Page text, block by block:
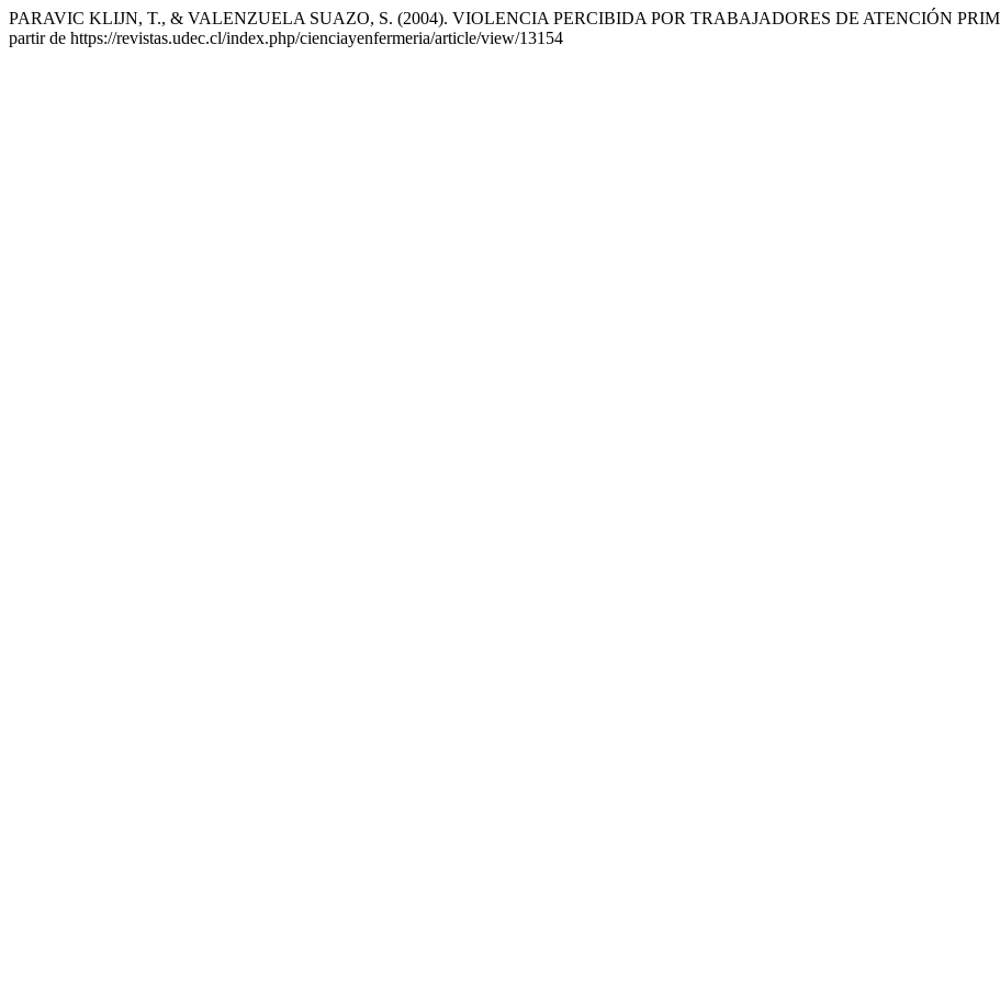
PARAVIC KLIJN, T., & VALENZUELA SUAZO, S. (2004). VIOLENCIA PERCIBIDA POR TRABAJADORES DE ATENCIÓN
partir de https://revistas.udec.cl/index.php/cienciayenfermeria/article/view/13154